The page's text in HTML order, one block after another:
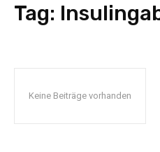
Tag:
Keine Beiträge vorhanden